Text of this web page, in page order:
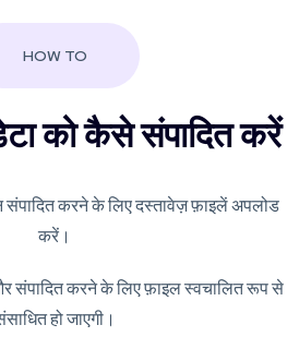
HOW TO
को कैसे संपादित करें
संपादित करने के लिए दस्तावेज़ फ़ाइलें अपलोड
करें।
संपादित करने के लिए फ़ाइल स्वचालित रूप से
हो जाएगी।